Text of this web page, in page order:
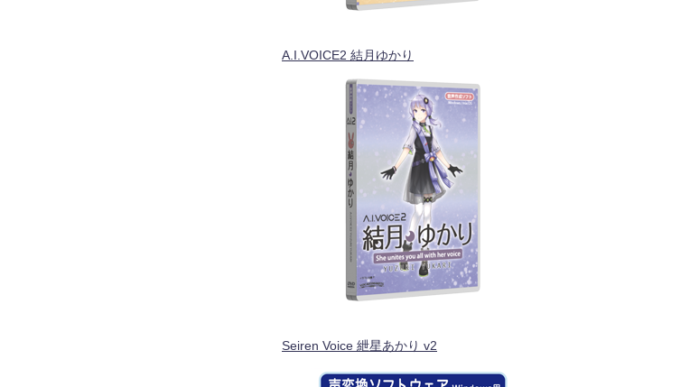
A.I.VOICE2 結月ゆかり
Seiren Voice 紲星あかり v2